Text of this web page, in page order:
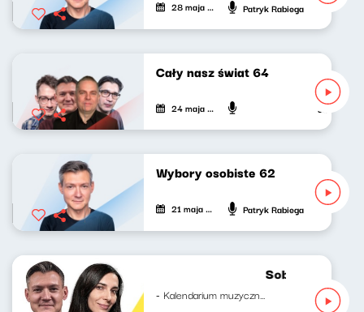
28 maja 2024 Patryk Rabiega
Cały nasz świat 64
24 maja 2024 Jan
Wybory osobiste 62
21 maja 2024 Patryk Rabiega
Sobotni brzask